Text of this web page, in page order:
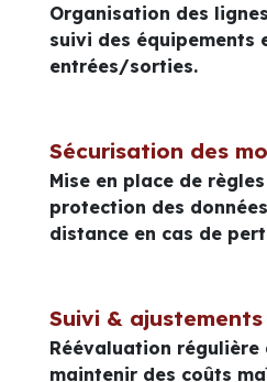
Organisation des
suivi des équipements
entrées/sorties.
Sécurisation des
Mise en place de
protection des
distance en cas de
Suivi &
Réévaluation régulière
maintenir des coûts